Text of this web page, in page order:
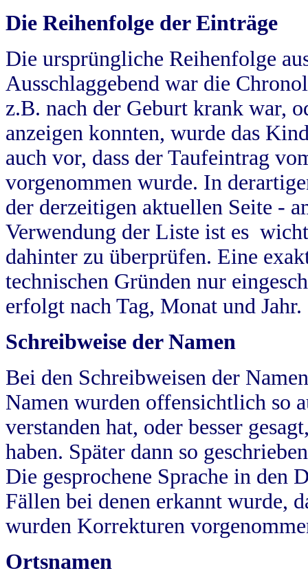
Die Reihenfolge der Einträge
Die ursprüngliche Reihenfolge
Ausschlaggebend war die
z.B. nach der Geburt krank war,
anzeigen konnten, wurde das
auch vor, dass der Taufeintrag
vorgenommen wurde. In
der derzeitigen aktuellen Seite -
Verwendung der Liste ist es
dahinter zu überprüfen. Eine
technischen Gründen nur
erfolgt nach Tag, Monat und Jahr.
Schreibweise der Namen
Bei den Schreibweisen der
Namen wurden offensichtlich so
verstanden hat, oder besser
haben. Später dann so
Die gesprochene Sprache in
Fällen bei denen erkannt wurde,
wurden Korrekturen
Ortsnamen